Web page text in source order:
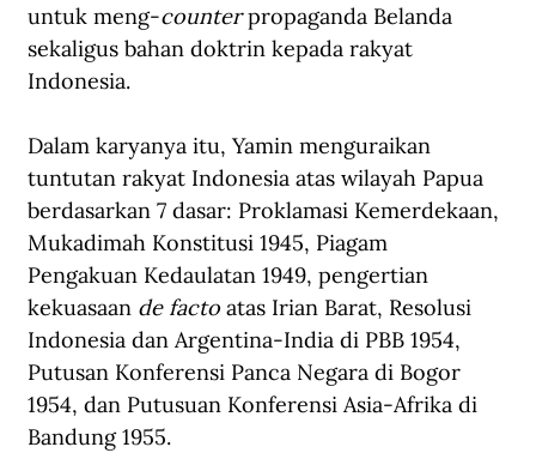
untuk meng-counter propaganda Belanda
sekaligus bahan doktrin kepada rakyat
Indonesia.
Dalam karyanya itu, Yamin menguraikan
tuntutan rakyat Indonesia atas wilayah Papua
berdasarkan 7 dasar: Proklamasi Kemerdekaan,
Mukadimah Konstitusi 1945, Piagam
Pengakuan Kedaulatan 1949, pengertian
kekuasaan de facto atas Irian Barat, Resolusi
Indonesia dan Argentina-India di PBB 1954,
Putusan Konferensi Panca Negara di Bogor
1954, dan Putusuan Konferensi Asia-Afrika di
Bandung 1955.